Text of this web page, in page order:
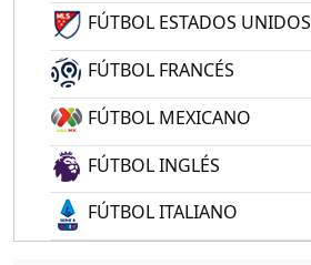
FÚTBOL ESTADOS UNIDOS
FÚTBOL FRANCÉS
FÚTBOL MEXICANO
FÚTBOL INGLÉS
FÚTBOL ITALIANO